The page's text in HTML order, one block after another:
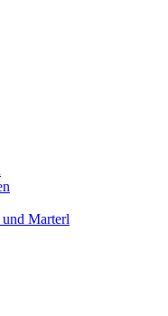
Marterl